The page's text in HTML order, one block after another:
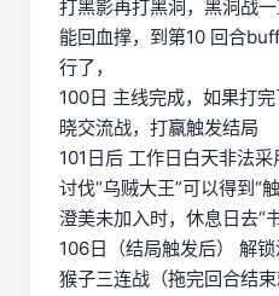
打黑影再打黑洞，黑洞战
能回血撑，到第10 回合
行了，
100日 主线完成，如果打
晓交流战，打赢触发结局
101日后 工作日白天非法
讨伐“乌贼大王”可以得到“
澄美未加入时，休息日去“
106日（结局触发后） 解
猴子三连战（拖完回合结